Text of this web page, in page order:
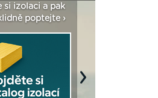
si izolaci a pak
poptejte ›
Next